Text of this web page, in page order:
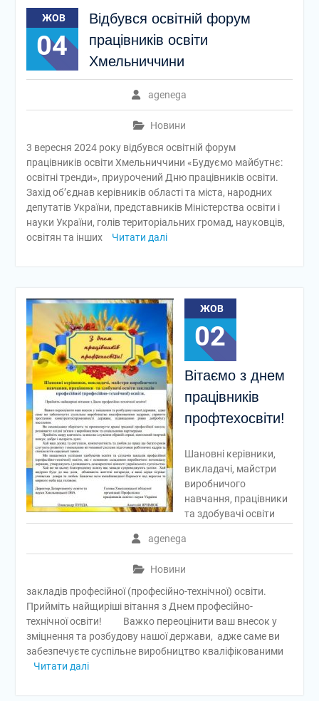
ЖОВ
04
Відбувся освітній форум
працівників освіти
Хмельниччини
agenega
Новини
3 вересня 2024 року відбувся освітній форум
працівників освіти Хмельниччини «Будуємо майбутнє:
освітні тренди», приурочений Дню працівників освіти.
Захід об’єднав керівників області та міста, народних
депутатів України, представників Міністерства освіти і
науки України, голів територіальних громад, науковців,
освітян та інших
Читати далі
ЖОВ
02
Вітаємо з днем
працівників
профтехосвіти!
agenega
Новини
Шановні керівники,
викладачі, майстри
виробничого
навчання, працівники
та здобувачі освіти
закладів професійної (професійно-технічної) освіти.
Прийміть найщиріші вітання з Днем професійно-
технічної освіти! Важко переоцінити ваш внесок у
зміцнення та розбудову нашої держави, адже саме ви
забезпечуєте суспільне виробництво кваліфікованими
Читати далі